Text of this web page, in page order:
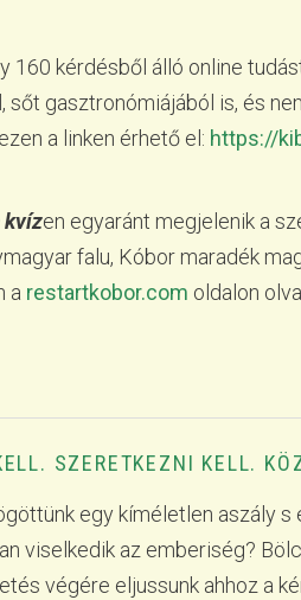
160 kérdésből álló online
gasztronómiájából is, és
ezen a linken érhető el: https://
kvízen egyaránt megjelenik a
falu, Kóbor maradék
a restartkobor.com oldalon
SZERETKEZNI KELL.
egy kíméletlen aszály
viselkedik az emberiség?
végére eljussunk ahhoz a